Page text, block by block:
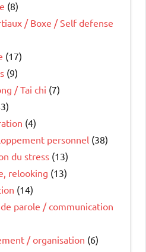
(8)
/ Boxe / Self defense
(17)
(9)
/ Tai chi (7)
(4)
personnel (38)
du stress (13)
relooking (13)
(14)
parole / communication
/ organisation (6)